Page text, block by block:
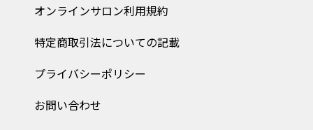
オンラインサロン利用規約
特定商取引法についての記載
プライバシーポリシー
お問い合わせ